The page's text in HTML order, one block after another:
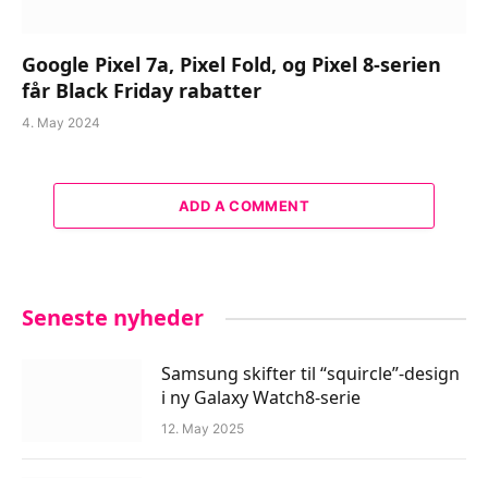
Google Pixel 7a, Pixel Fold, og Pixel 8-serien
får Black Friday rabatter
4. May 2024
ADD A COMMENT
Seneste nyheder
Samsung skifter til “squircle”-design
i ny Galaxy Watch8-serie
12. May 2025